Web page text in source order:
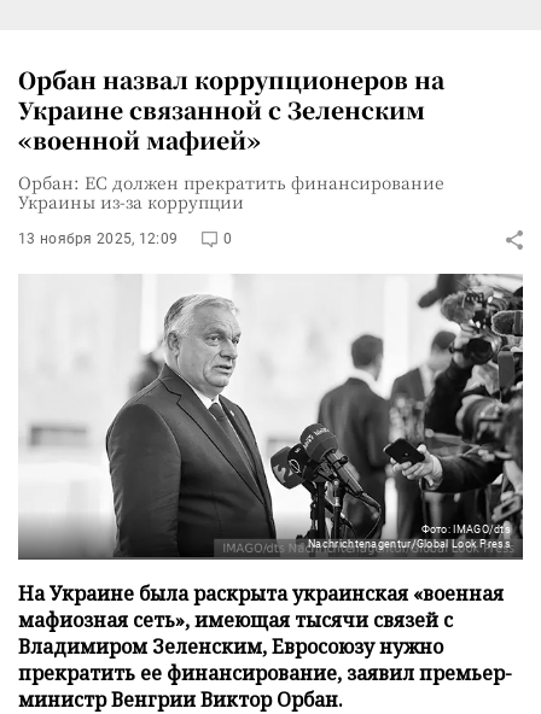
Орбан назвал коррупционеров на
Украине связанной с Зеленским
«военной мафией»
Орбан: ЕС должен прекратить финансирование
Украины из-за коррупции
13 ноября 2025, 12:09 0
Фото: IMAGO/dts
Nachrichtenagentur/Global Look Press
На Украине была раскрыта украинская «военная
мафиозная сеть», имеющая тысячи связей с
Владимиром Зеленским, Евросоюзу нужно
прекратить ее финансирование, заявил премьер-
министр Венгрии Виктор Орбан.